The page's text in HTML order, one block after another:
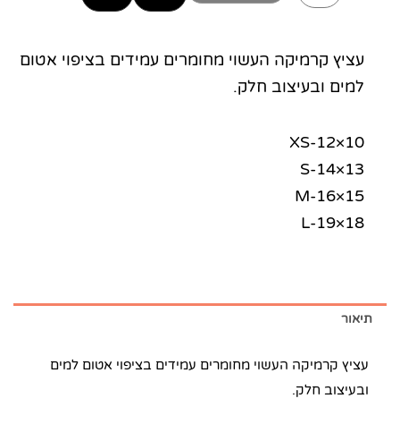
עציץ קרמיקה העשוי מחומרים עמידים בציפוי אטום
למים ובעיצוב חלק.
XS-12×10
S-14×13
M-16×15
L-19×18
תיאור
עציץ קרמיקה העשוי מחומרים עמידים בציפוי אטום למים
ובעיצוב חלק.